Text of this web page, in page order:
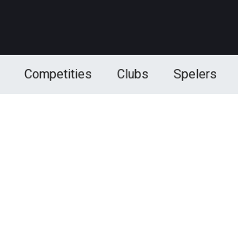
Competities Clubs Spelers